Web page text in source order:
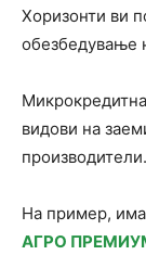
Хоризонти ви
обезбедување
видови на
производители.
На пример, има
АГРО